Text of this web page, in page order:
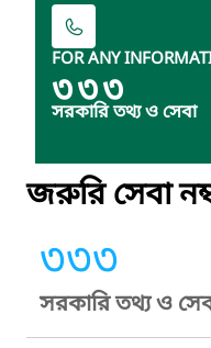
FOR ANY
৩৩৩
সরকারি তথ্য ও সেবা
জরুরি সেবা
৩৩৩
সরকারি তথ্য ও